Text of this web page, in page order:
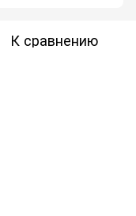
К сравнению